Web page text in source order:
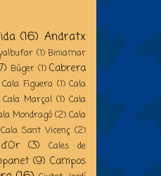
(16) Andratx
(1) Biniamar
Búger (1) Cabrera
Cala Figuera (1) Cala
Cala Marçal (1) Cala
Mondragó (2) Cala
Cala Sant Vicenç (2)
(3)
Cales de
(9) Campos